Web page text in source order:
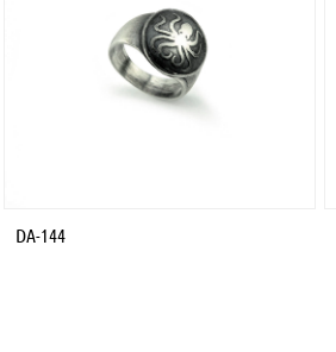
DA-144